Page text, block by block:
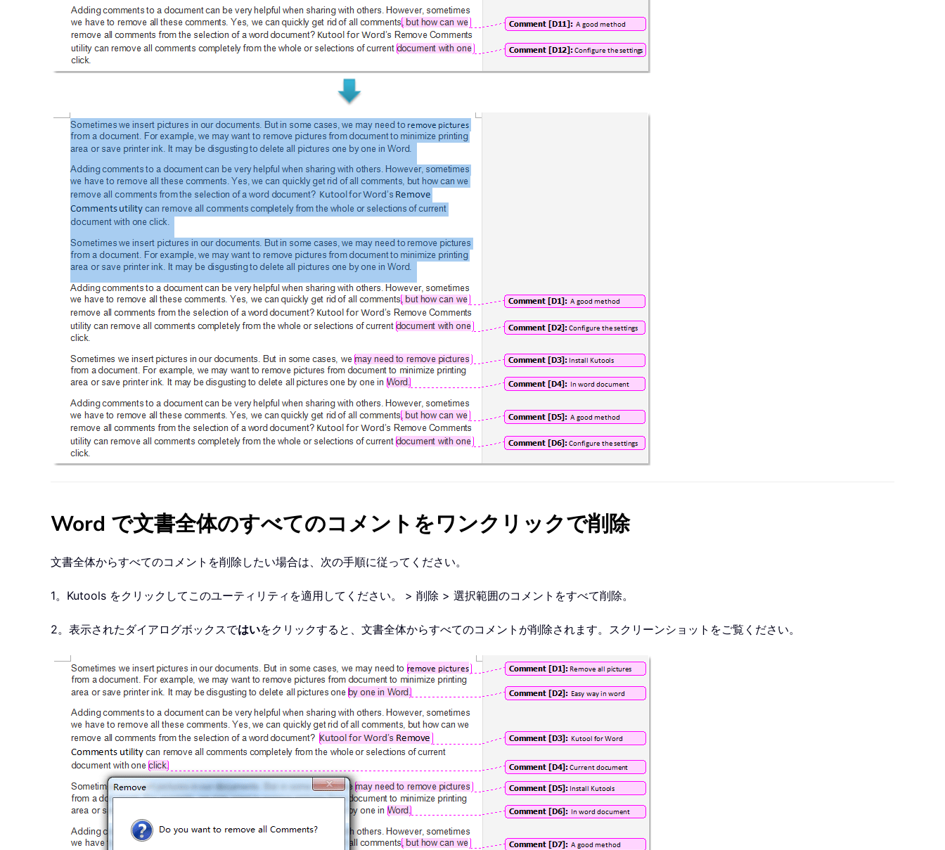
Word で文書全体のすべてのコメントをワンクリックで削除
文書全体からすべてのコメントを削除したい場合は、次の手順に従ってください。
1。Kutools をクリックしてこのユーティリティを適用してください。 > 削除 > 選択範囲のコメントをすべて削除。
2。表示されたダイアログボックスではいをクリックすると、文書全体からすべてのコメントが削除されます。スクリーンショットをご覧ください。